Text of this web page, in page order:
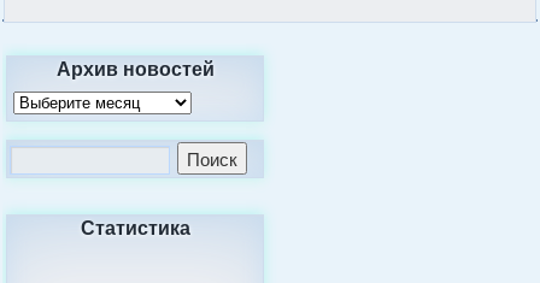
Архив новостей
Статистика